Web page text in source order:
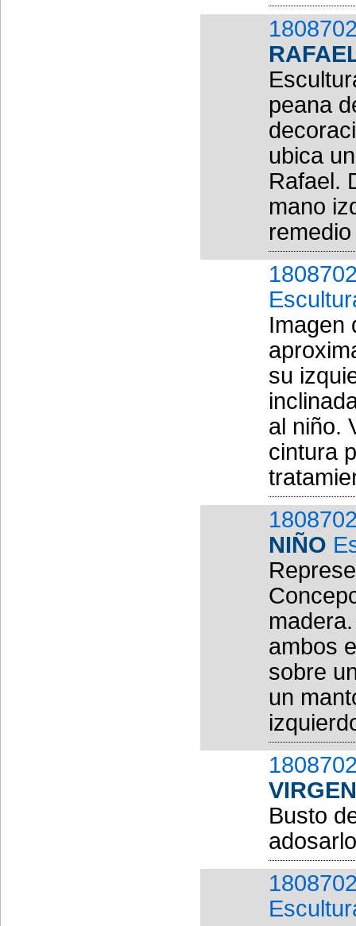
peana
ubica
Rafael.
mano
Imagen
su
al niño.
cintura
NIÑO
ambos
sobre
un
Busto